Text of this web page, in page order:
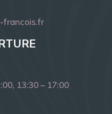
francois.fr
13:30 – 17:00